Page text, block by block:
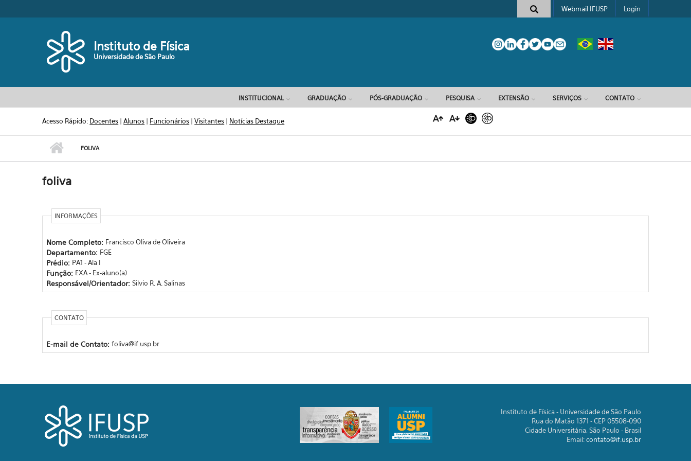
Formulário de busca
Webmail IFUSP Login
Instituto de Física
Universidade de São Paulo
INSTITUCIONAL GRADUAÇÃO PÓS-GRADUAÇÃO PESQUISA EXTENSÃO SERVIÇOS CONTATO
Acesso Rápido: Docentes |Alunos | Funcionários |Visitantes | Notícias Destaque
FOLIVA
foliva
INFORMAÇÕES
Nome Completo: Francisco Oliva de Oliveira
Departamento: FGE
Prédio: PA1 - Ala I
Função: EXA - Ex-aluno(a)
Responsável/Orientador: Silvio R. A. Salinas
CONTATO
E-mail de Contato: foliva@if.usp.br
Instituto de Física - Universidade de São Paulo
Rua do Matão 1371 - CEP 05508-090
Cidade Universitária, São Paulo - Brasil
Email:contato@if.usp.br